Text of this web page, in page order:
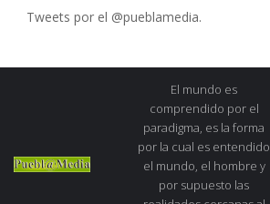
Tweets por el @pueblamedia.
El mundo es
comprendido por el
paradigma, es la forma
por la cual es entendido
el mundo, el hombre y
por supuesto las